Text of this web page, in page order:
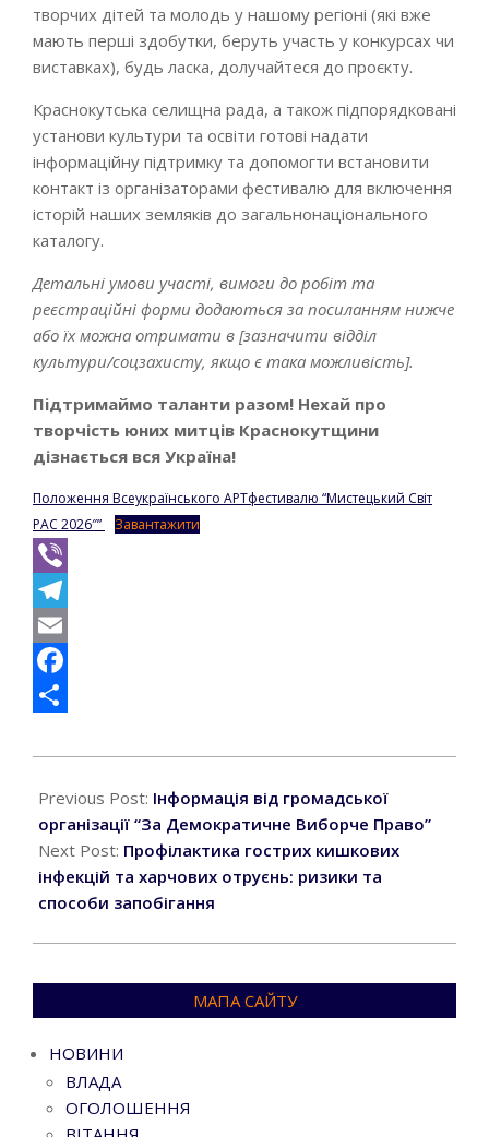
творчих дітей та молодь у нашому регіоні (які вже
мають перші здобутки, беруть участь у конкурсах чи
виставках), будь ласка, долучайтеся до проєкту.
Краснокутська селищна рада, а також підпорядковані
установи культури та освіти готові надати
інформаційну підтримку та допомогти встановити
контакт із організаторами фестивалю для включення
історій наших земляків до загальнонаціонального
каталогу.
Детальні умови участі, вимоги до робіт та
реєстраційні форми додаються за посиланням нижче
або їх можна отримати в [зазначити відділ
культури/соцзахисту, якщо є така можливість].
Підтримаймо таланти разом! Нехай про
творчість юних митців Краснокутщини
дізнається вся Україна!
Положення Всеукраїнського АРТфестивалю “Мистецький Світ
РАС 2026″”
Завантажити
Viber
Telegram
Email
Facebook
06-
15
Previous Post: Інформація від громадської
організації “За Демократичне Виборче Право”
Next Post: Профілактика гострих кишкових
інфекцій та харчових отруєнь: ризики та
способи запобігання
МАПА САЙТУ
НОВИНИ
ВЛАДА
ОГОЛОШЕННЯ